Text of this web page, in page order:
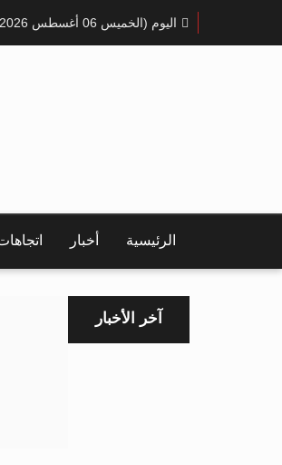
اليوم (الخميس 06 أغسطس 2026)
الرئيسية أخبار
آخر الأخبار